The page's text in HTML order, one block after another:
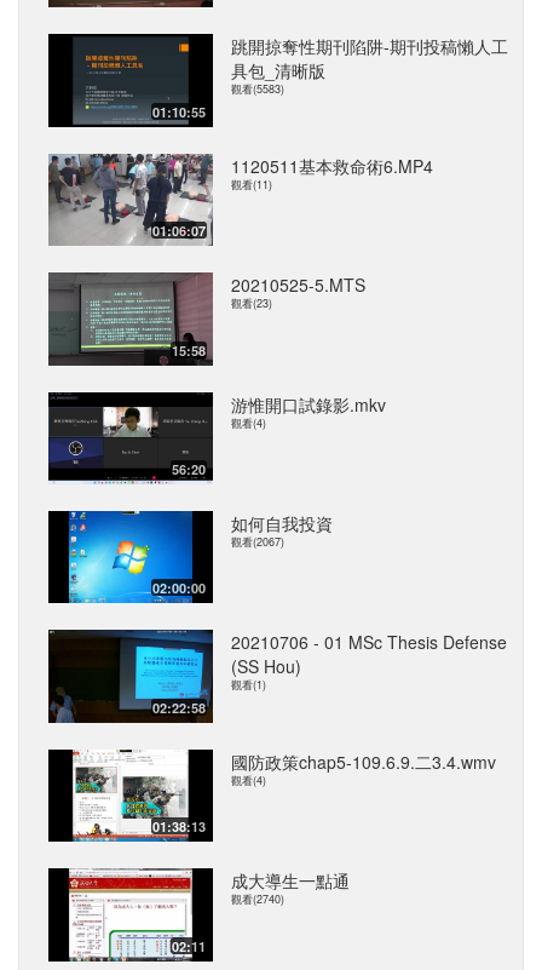
01:10:55
跳開掠奪性期刊陷阱-期刊投稿懶人工
具包_清晰版
觀看(5583)
01:06:07
1120511基本救命術6.MP4
觀看(11)
15:58
20210525-5.MTS
觀看(23)
56:20
游惟開口試錄影.mkv
觀看(4)
02:00:00
如何自我投資
觀看(2067)
02:22:58
20210706 - 01 MSc Thesis Defense
(SS Hou)
觀看(1)
01:38:13
國防政策chap5-109.6.9.二3.4.wmv
觀看(4)
02:11
成大導生一點通
觀看(2740)